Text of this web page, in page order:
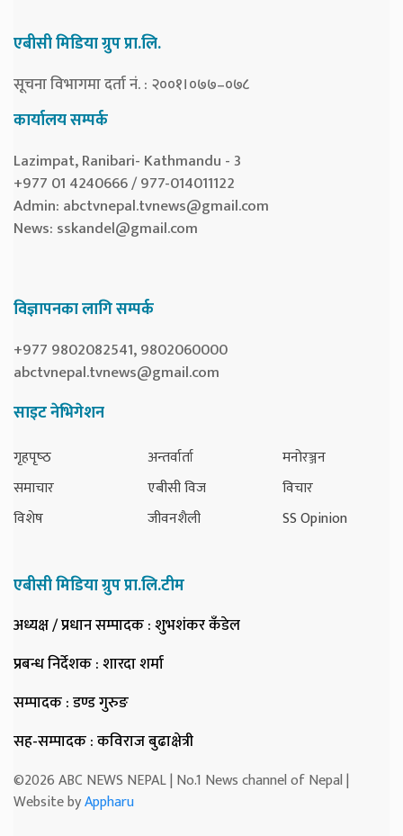
एबीसी मिडिया ग्रुप प्रा.लि.
सूचना विभागमा दर्ता नं. : २००१।०७७–०७८
कार्यालय सम्पर्क
Lazimpat, Ranibari- Kathmandu - 3
+977 01 4240666 / 977-014011122
Admin: abctvnepal.tvnews@gmail.com
News: sskandel@gmail.com
विज्ञापनका लागि सम्पर्क
+977 9802082541, 9802060000
abctvnepal.tvnews@gmail.com
साइट नेभिगेशन
गृहपृष्‍ठ
समाचार
विशेष
अन्तर्वार्ता
एबीसी विज
जीवनशैली
मनोरञ्जन
विचार
SS Opinion
एबीसी मिडिया ग्रुप प्रा.लि.टीम
अध्यक्ष / प्रधान सम्पादक: शुभशंकर कँडेल
प्रबन्ध निर्देशक: शारदा शर्मा
सम्पादक: डण्ड गुरुङ
सह-सम्पादक: कविराज बुढाक्षेत्री
©2026 ABC NEWS NEPAL | No.1 News channel of Nepal |
Website byAppharu